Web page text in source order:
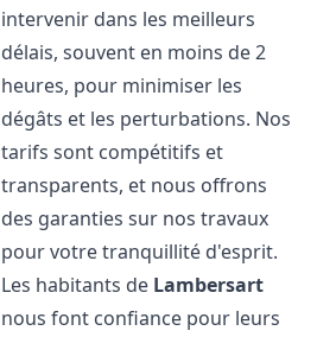
intervenir dans les meilleurs
délais, souvent en moins de 2
heures, pour minimiser les
dégâts et les perturbations. Nos
tarifs sont compétitifs et
transparents, et nous offrons
des garanties sur nos travaux
pour votre tranquillité d'esprit.
Les habitants de Lambersart
nous font confiance pour leurs